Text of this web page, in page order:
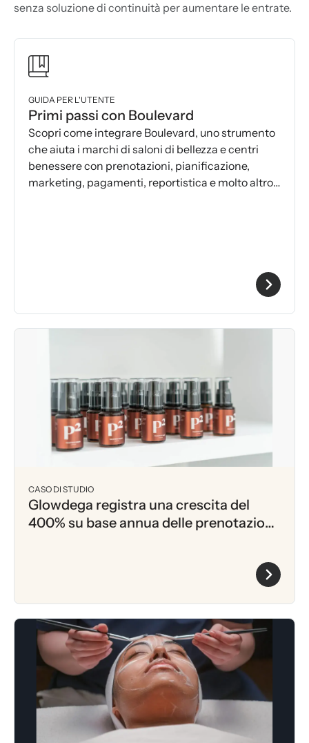
senza soluzione di continuità per aumentare le entrate.
GUIDA PER L'UTENTE
Primi passi con Boulevard
Scopri come integrare Boulevard, uno strumento
che aiuta i marchi di saloni di bellezza e centri
benessere con prenotazioni, pianificazione,
marketing, pagamenti, reportistica e molto altro
CASO DI STUDIO
Glowdega registra una crescita del
400% su base annua delle prenotazioni